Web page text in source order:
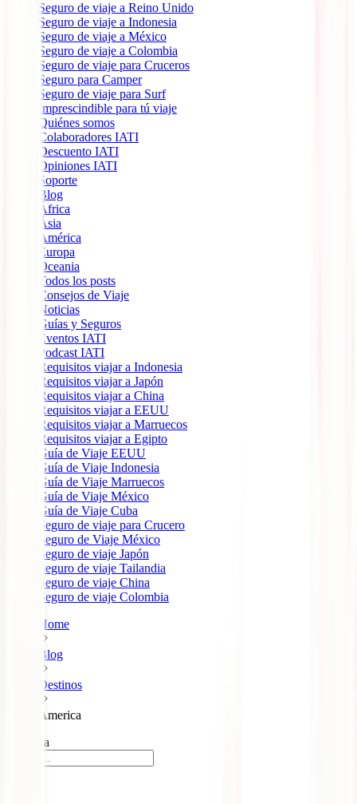
Seguro de viaje a Reino Unido
Seguro de viaje a Indonesia
Seguro de viaje a México
Seguro de viaje a Colombia
Seguro de viaje para Cruceros
Seguro para Camper
Seguro de viaje para Surf
Imprescindible para tú viaje
Quiénes somos
Colaboradores IATI
Descuento IATI
Opiniones IATI
Soporte
Blog
África
Ásia
América
Europa
Oceania
Todos los posts
Consejos de Viaje
Noticias
Guías y Seguros
Eventos IATI
Podcast IATI
Requisitos viajar a Indonesia
Requisitos viajar a Japón
Requisitos viajar a China
Requisitos viajar a EEUU
Requisitos viajar a Marruecos
Requisitos viajar a Egipto
Guía de Viaje EEUU
Guía de Viaje Indonesia
Guía de Viaje Marruecos
Guía de Viaje México
Guía de Viaje Cuba
Seguro de viaje para Crucero
Seguro de Viaje México
Seguro de viaje Japón
Seguro de viaje Tailandia
Seguro de viaje China
Seguro de viaje Colombia
Home
Blog
Destinos
America
América